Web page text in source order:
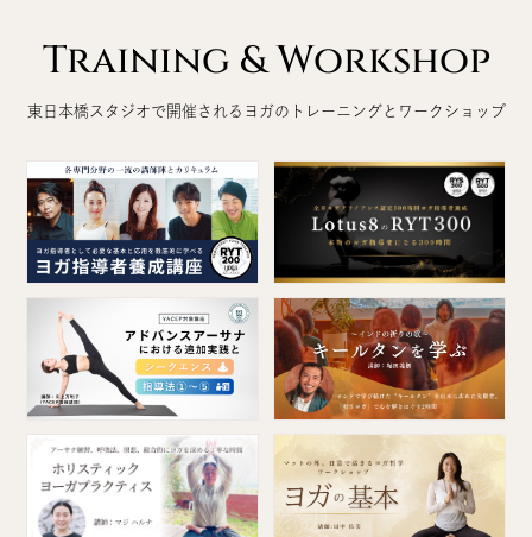
Training & Workshop
東日本橋スタジオで開催されるヨガのトレーニングとワークショップ